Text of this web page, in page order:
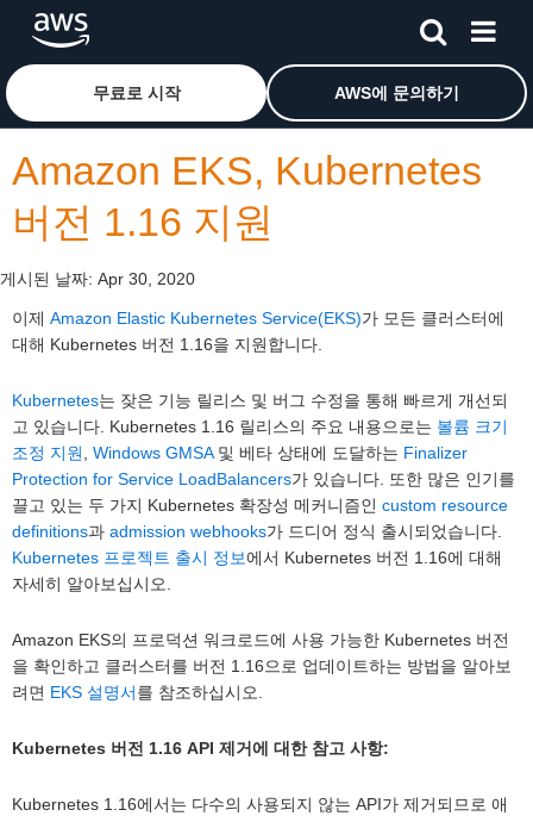
메인 콘텐츠로 건너뛰기Amazon Web Services 홈 페이지로 돌아가려면 여기를 클
무료로 시작 AWS에 문의하기
Amazon EKS, Kubernetes
버전 1.16 지원
게시된 날짜: Apr 30, 2020
이제 Amazon Elastic Kubernetes Service(EKS)가 모든 클러스터에
대해 Kubernetes 버전 1.16을 지원합니다.
Kubernetes는 잦은 기능 릴리스 및 버그 수정을 통해 빠르게 개선되
고 있습니다. Kubernetes 1.16 릴리스의 주요 내용으로는 볼륨 크기
조정 지원
Windows GMSA및 베타 상태에 도달하는 Finalizer
Protection for Service LoadBalancers가 있습니다. 또한 많은 인기를
끌고 있는 두 가지 Kubernetes 확장성 메커니즘인 custom resource
definitions과 admission webhooks가 드디어 정식 출시되었습니다.
Kubernetes 프로젝트 출시 정보에서 Kubernetes 버전 1.16에 대해
자세히 알아보십시오.
Amazon EKS의 프로덕션 워크로드에 사용 가능한 Kubernetes 버전
을 확인하고 클러스터를 버전 1.16으로 업데이트하는 방법을 알아보
려면 EKS 설명서를 참조하십시오.
Kubernetes 버전 1.16 API 제거에 대한 참고 사항:
Kubernetes 1.16에서는 다수의 사용되지 않는 API가 제거되므로 애